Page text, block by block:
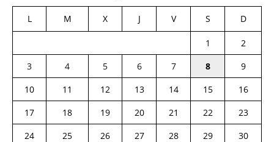
L M X J V S D
1
2
3
4 5 6 7 8
9
10
11 12 13 14 15
16
17
18 19 20 21 22
23
24
25 26 27 28 29
30